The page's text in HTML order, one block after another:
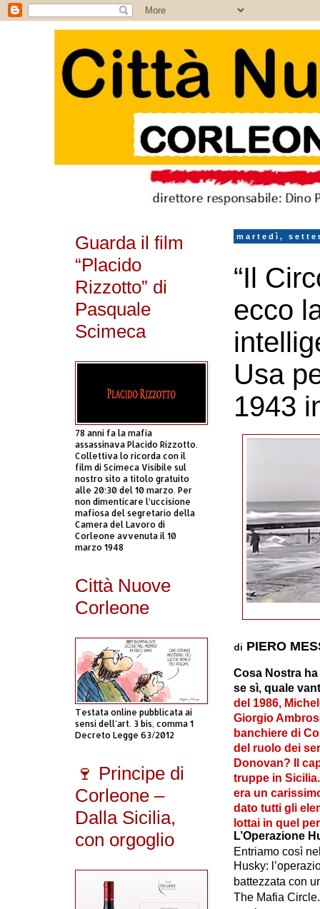
martedì,
“Il
ecco
Usa
1943
di PIERO
Cosa Nostra
se sì, quale
del 1986,
Giorgio
banchiere di
del ruolo dei
Donovan? Il
truppe in
era un
dato tutti gli
lottai in quel
L’Operazione
Entriamo così
Husky:
battezzata con
The Mafia
Guarda il film
“Placido
Rizzotto” di
Pasquale
Scimeca
78 anni fa la mafia
assassinava Placido Rizzotto.
Collettiva lo ricorda con il
film di Scimeca Visibile sul
nostro sito a titolo gratuito
alle 20:30 del 10 marzo. Per
non dimenticare l’uccisione
mafiosa del segretario della
Camera del Lavoro di
Corleone avvenuta il 10
marzo 1948
Città Nuove
Corleone
Testata online pubblicata ai
sensi dell'art. 3 bis, comma 1
Decreto Legge 63/2012
🍷 Principe di
Corleone –
Dalla Sicilia,
con orgoglio